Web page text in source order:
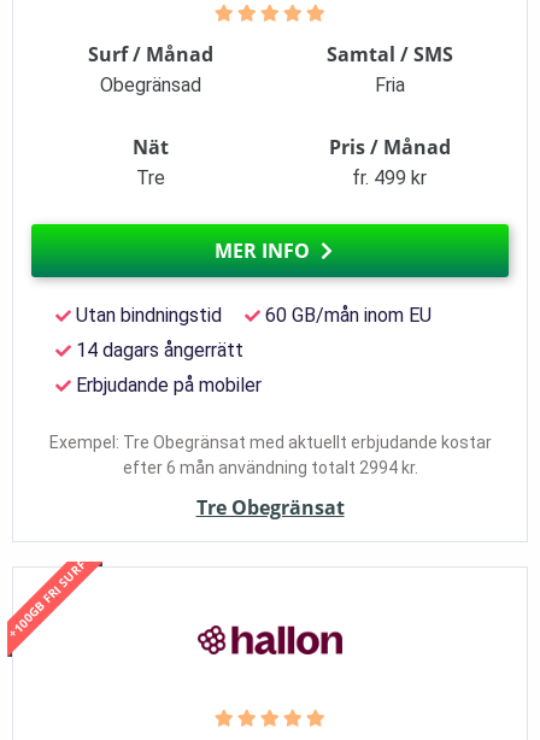
Surf / Månad
Obegränsad
Samtal / SMS
Fria
Nät
Tre
Pris / Månad
fr. 499 kr
MER INFO
Utan bindningstid
60 GB/mån inom EU
14 dagars ångerrätt
Erbjudande på mobiler
Exempel: Tre Obegränsat med aktuellt erbjudande kostar
efter 6 mån användning totalt 2994 kr.
Tre Obegränsat
+100GB FRI SURF